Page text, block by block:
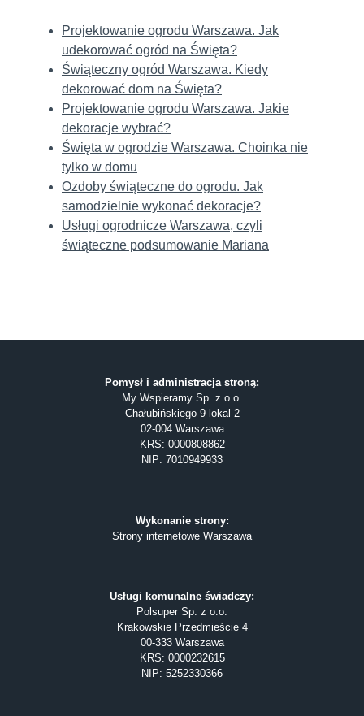
Projektowanie ogrodu Warszawa. Jak
udekorować ogród na Święta?
Świąteczny ogród Warszawa. Kiedy
dekorować dom na Święta?
Projektowanie ogrodu Warszawa. Jakie
dekoracje wybrać?
Święta w ogrodzie Warszawa. Choinka nie
tylko w domu
Ozdoby świąteczne do ogrodu. Jak
samodzielnie wykonać dekoracje?
Usługi ogrodnicze Warszawa, czyli
świąteczne podsumowanie Mariana
Pomysł i administracja stroną:
My Wspieramy Sp. z o.o.
Chałubińskiego 9 lokal 2
02-004 Warszawa
KRS: 0000808862
NIP: 7010949933
Wykonanie strony:
Strony internetowe Warszawa
Usługi komunalne świadczy:
Polsuper Sp. z o.o.
Krakowskie Przedmieście 4
00-333 Warszawa
KRS: 0000232615
NIP: 5252330366